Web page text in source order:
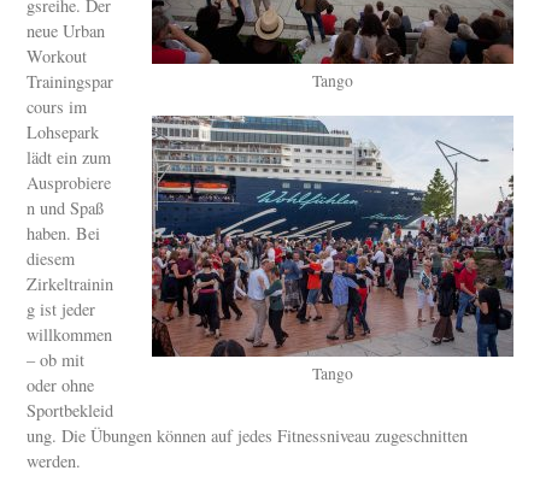
Tango
Tango
gsreihe. Der
neue Urban
Workout
Trainingspar
cours im
Lohsepark
lädt ein zum
Ausprobiere
n und Spaß
haben. Bei
diesem
Zirkeltrainin
g ist jeder
willkommen
– ob mit
oder ohne
Sportbekleid
ung. Die Übungen können auf jedes Fitnessniveau zugeschnitten
werden.